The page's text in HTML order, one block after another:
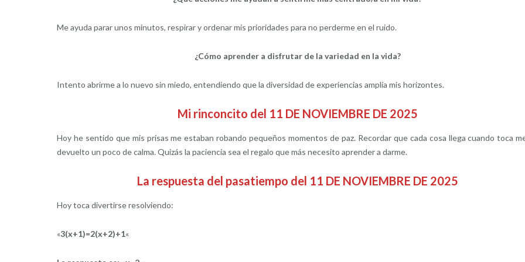
Me ayuda parar unos minutos, respirar y ordenar mis prioridades para no perderme en el ruido.
¿Cómo aprender a disfrutar de la variedad en la vida?
Intento abrirme a lo nuevo sin miedo, entendiendo que la diversidad de experiencias amplía mis horizontes.
Mi rinconcito del 11 DE NOVIEMBRE DE 2025
Hoy he sentido que mis prisas me estaban robando pequeños momentos de paz. Recordar que cada cosa llega cuando toca
devuelto un poco de calma. Quizás la paciencia sea el regalo que más necesito aprender a darme.
La respuesta del pasatiempo del 11 DE NOVIEMBRE DE 2025
Hoy toca divertirse resolviendo:
«3(x+1)=2(x+2)+1«